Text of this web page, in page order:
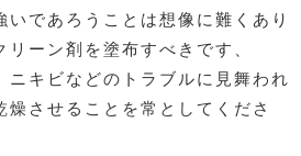
であろうことは想像に難くあり
ーン剤を塗布すべきです、
キビなどのトラブルに見舞われ
させることを常としてくださ